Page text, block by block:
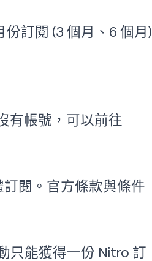
訂閱 (3 個月、6 個月)
有帳號，可以前往
閱。官方條款與條件
只能獲得一份 Nitro 訂